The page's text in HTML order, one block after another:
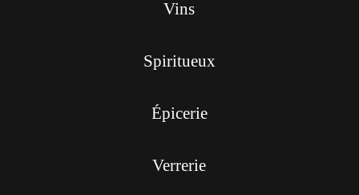
Vins
Spiritueux
Épicerie
Verrerie